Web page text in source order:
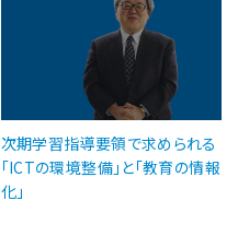
次期学習指導要領で求められる
「ICTの環境整備」と「教育の情報
化」